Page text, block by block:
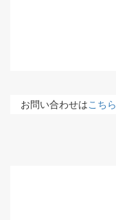
お問い合わせはこちら